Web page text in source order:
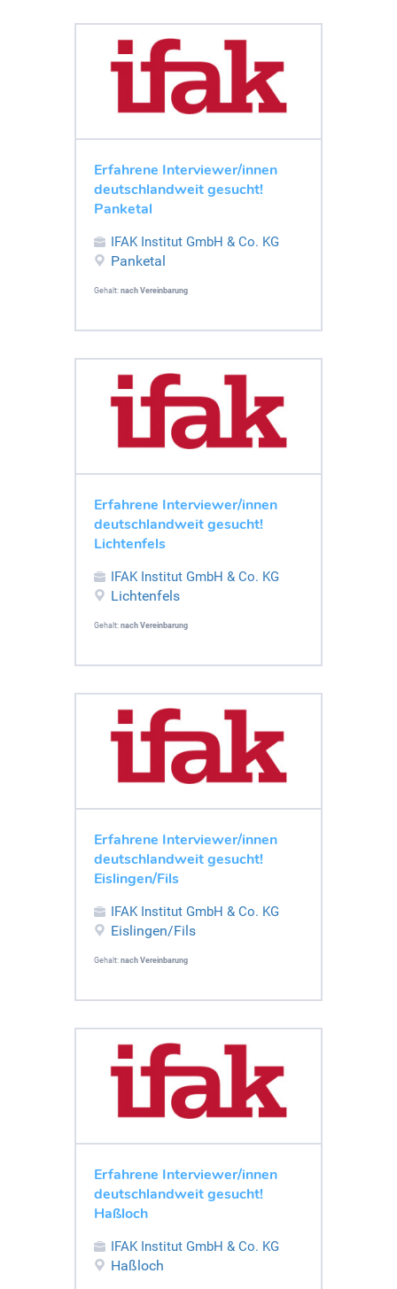
Erfahrene Interviewer/innen
deutschlandweit gesucht!
Panketal
IFAK Institut GmbH & Co. KG
Panketal
Gehalt: nach Vereinbarung
Erfahrene Interviewer/innen
deutschlandweit gesucht!
Lichtenfels
IFAK Institut GmbH & Co. KG
Lichtenfels
Gehalt: nach Vereinbarung
Erfahrene Interviewer/innen
deutschlandweit gesucht!
Eislingen/Fils
IFAK Institut GmbH & Co. KG
Eislingen/Fils
Gehalt: nach Vereinbarung
Erfahrene Interviewer/innen
deutschlandweit gesucht!
Haßloch
IFAK Institut GmbH & Co. KG
Haßloch